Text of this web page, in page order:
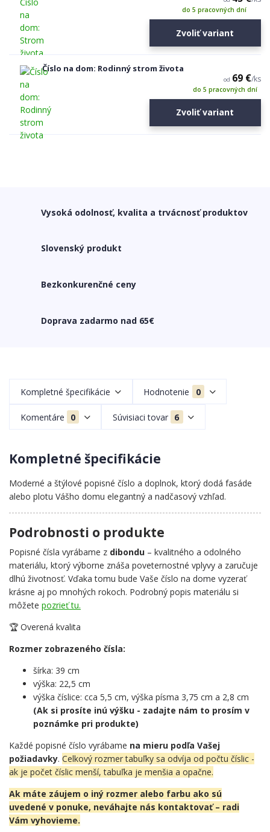
do 5 pracovných dní
Zvoliť variant
Číslo na dom: Rodinný strom života
od 69 €/ks
do 5 pracovných dní
Zvoliť variant
Vysoká odolnosť, kvalita a trvácnosť produktov
Slovenský produkt
Bezkonkurenčné ceny
Doprava zadarmo nad 65€
Kompletné špecifikácie Hodnotenie 0
Komentáre 0 Súvisiaci tovar 6
Kompletné špecifikácie
Moderné a štýlové popisné číslo a doplnok, ktorý dodá fasáde
alebo plotu Vášho domu elegantný a nadčasový vzhľad.
Podrobnosti o produkte
Popisné čísla vyrábame z dibondu – kvalitného a odolného
materiálu, ktorý výborne znáša poveternostné vplyvy a zaručuje
dlhú životnosť. Vďaka tomu bude Vaše číslo na dome vyzerať
krásne aj po mnohých rokoch. Podrobný popis materiálu si
môžete pozrieť tu.
🏆 Overená kvalita
Rozmer zobrazeného čísla:
šírka: 39 cm
výška: 22,5 cm
výška číslice: cca 5,5 cm, výška písma 3,75 cm a 2,8 cm
(Ak si prosíte inú výšku - zadajte nám to prosím v
poznámke pri produkte)
Každé popisné číslo vyrábame na mieru podľa Vašej
požiadavky. Celkový rozmer tabuľky sa odvíja od počtu číslic -
ak je počet číslic menší, tabuľka je menšia a opačne.
Ak máte záujem o iný rozmer alebo farbu ako sú
uvedené v ponuke, neváhajte nás kontaktovať – radi
Vám vyhovieme.